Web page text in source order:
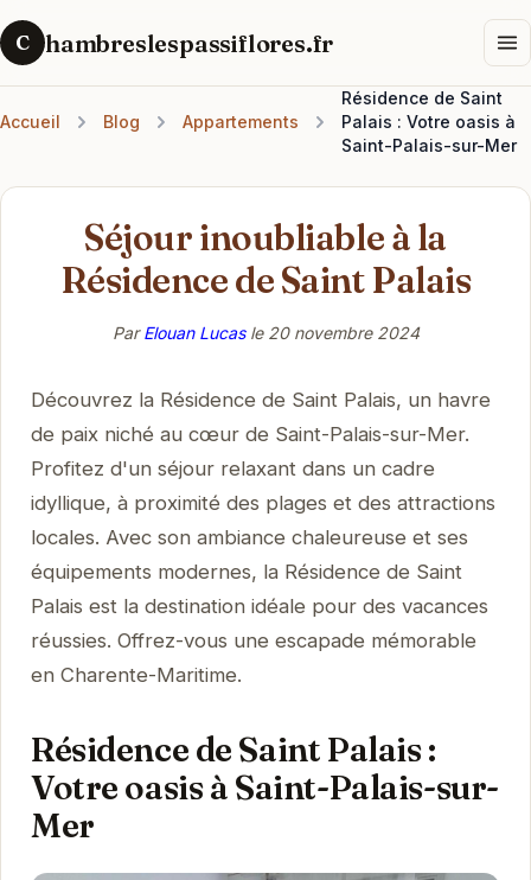
C hambreslespassiflores.fr
Accueil Blog Appartements
Résidence de Saint
Palais : Votre oasis à
Saint-Palais-sur-Mer
Séjour inoubliable à la
Résidence de Saint Palais
ParElouan Lucasle 20 novembre 2024
Découvrez la Résidence de Saint Palais, un havre
de paix niché au cœur de Saint-Palais-sur-Mer.
Profitez d'un séjour relaxant dans un cadre
idyllique, à proximité des plages et des attractions
locales. Avec son ambiance chaleureuse et ses
équipements modernes, la Résidence de Saint
Palais est la destination idéale pour des vacances
réussies. Offrez-vous une escapade mémorable
en Charente-Maritime.
Résidence de Saint Palais :
Votre oasis à Saint-Palais-sur-
Mer